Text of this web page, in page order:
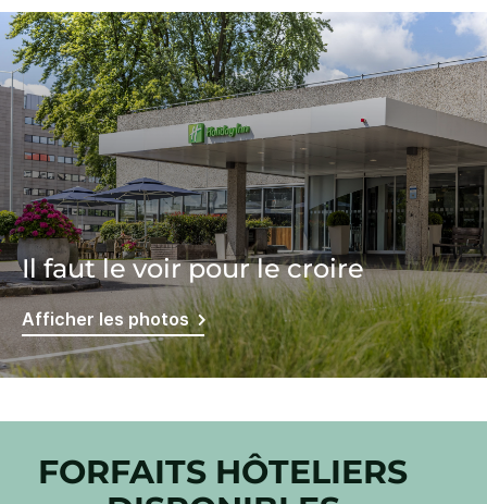
Il faut le voir pour le croire
Afficher les photos
FORFAITS HÔTELIERS